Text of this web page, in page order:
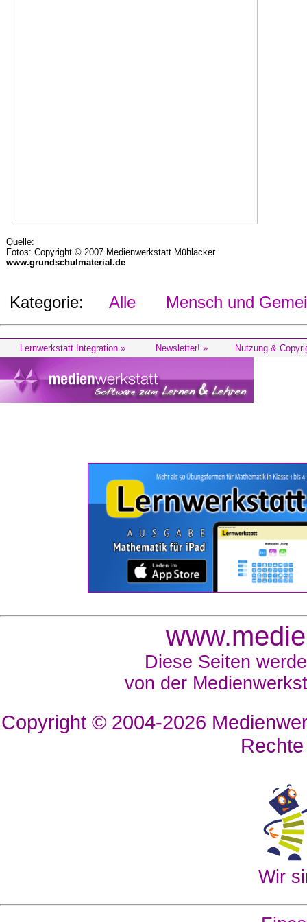
Quelle:
Fotos: Copyright © 2007 Medienwerkstatt Mühlacker
www.grundschulmaterial.de
Kategorie: Alle Mensch und
Lernwerkstatt Integration » Newsletter! » Nutzung &
Diese Seiten
von der
Copyright © 2004-2026
Wir